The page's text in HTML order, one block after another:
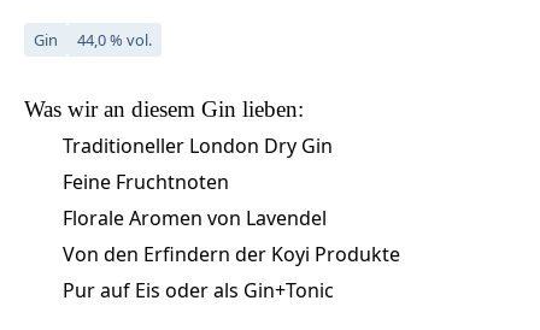
Gin 44,0 % vol.
Was wir an diesem Gin lieben:
Traditioneller London Dry Gin
Feine Fruchtnoten
Florale Aromen von Lavendel
Von den Erfindern der Koyi Produkte
Pur auf Eis oder als Gin+Tonic